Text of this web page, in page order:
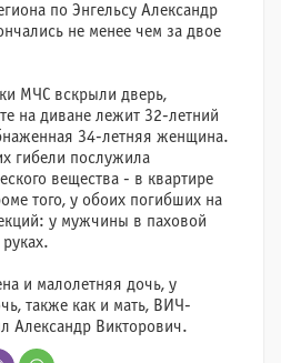
по Энгельсу Александр
не менее чем за двое
МЧС вскрыли дверь,
на диване лежит 32-летний
34-летняя женщина.
гибели послужила
вещества - в квартире
того, у обоих погибших на
у мужчины в паховой
и малолетняя дочь, у
также как и мать, ВИЧ-
Александр Викторович.